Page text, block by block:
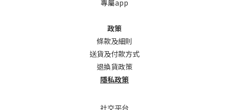
專屬app
政策
條款及細則
送貨及付款方式
退換貨政策
隱私政策
社交平台